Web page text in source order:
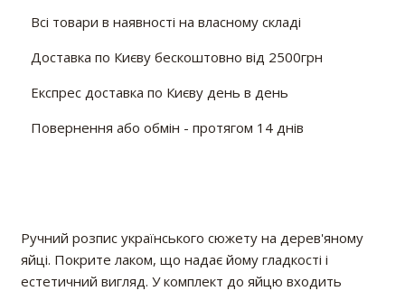
Всі товари в наявності на власному складі
Доставка по Києву бескоштовно від 2500грн
Експрес доставка по Києву день в день
Повернення або обмін - протягом 14 днів
Ручний розпис українського сюжету на дерев'яному
яйці. Покрите лаком, що надає йому гладкості і
естетичний вигляд. У комплект до яйцю входить